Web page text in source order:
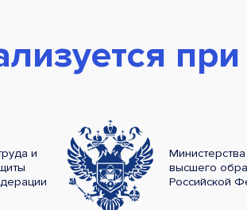
и
высшего
Российской